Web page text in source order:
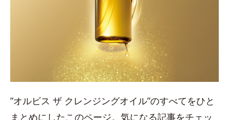
”オルビス ザ クレンジングオイル”のすべてをひと
まとめにしたこのページ。気になる記事をチェッ